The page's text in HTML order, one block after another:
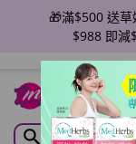
🎁滿$1988即